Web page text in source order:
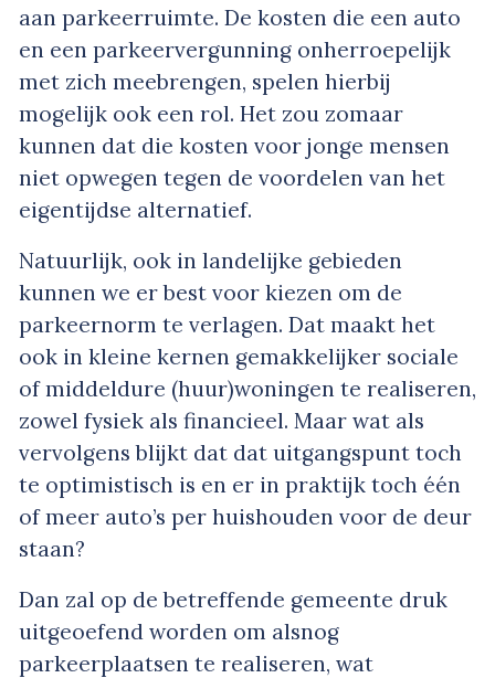
aan parkeerruimte. De kosten die een auto
en een parkeervergunning onherroepelijk
met zich meebrengen, spelen hierbij
mogelijk ook een rol. Het zou zomaar
kunnen dat die kosten voor jonge mensen
niet opwegen tegen de voordelen van het
eigentijdse alternatief.
Natuurlijk, ook in landelijke gebieden
kunnen we er best voor kiezen om de
parkeernorm te verlagen. Dat maakt het
ook in kleine kernen gemakkelijker sociale
of middeldure (huur)woningen te realiseren,
zowel fysiek als financieel. Maar wat als
vervolgens blijkt dat dat uitgangspunt toch
te optimistisch is en er in praktijk toch één
of meer auto’s per huishouden voor de deur
staan?
Dan zal op de betreffende gemeente druk
uitgeoefend worden om alsnog
parkeerplaatsen te realiseren, wat